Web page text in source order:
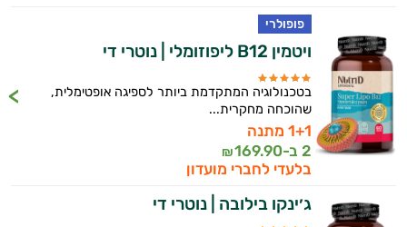
פופולרי
ויטמין B12 ליפוזומלי | נוטרי די
בטכנולוגיה המתקדמת ביותר לספיגה אופטימלית,
שהוכחה מחקרית...
1+1 מתנה
2 ב-
169.90
₪
בלעדי לחברי מועדון
ג׳ינקו בילובה | נוטרי די